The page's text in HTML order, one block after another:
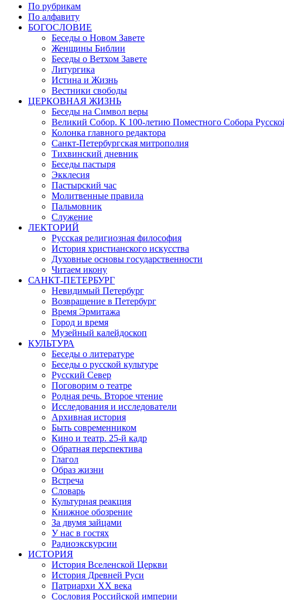
По рубрикам
По алфавиту
БОГОСЛОВИЕ
Беседы о Новом Завете
Женщины Библии
Беседы о Ветхом Завете
Литургика
Истина и Жизнь
Вестники свободы
ЦЕРКОВНАЯ ЖИЗНЬ
Беседы на Символ веры
Великий Собор. К 100-летию Поместного Собора
Колонка главного редактора
Санкт-Петербургская митрополия
Тихвинский дневник
Беседы пастыря
Экклесия
Пастырский час
Молитвенные правила
Пальмовник
Служение
ЛЕКТОРИЙ
Русская религиозная философия
История христианского искусства
Духовные основы государственности
Читаем икону
САНКТ-ПЕТЕРБУРГ
Невидимый Петербург
Возвращение в Петербург
Время Эрмитажа
Город и время
Музейный калейдоскоп
КУЛЬТУРА
Беседы о литературе
Беседы о русской культуре
Русский Север
Поговорим о театре
Родная речь. Второе чтение
Исследования и исследователи
Архивная история
Быть современником
Кино и театр. 25-й кадр
Обратная перспектива
Глагол
Образ жизни
Встреча
Словарь
Культурная реакция
Книжное обозрение
За двумя зайцами
У нас в гостях
Радиоэкскурсии
ИСТОРИЯ
История Вселенской Церкви
История Древней Руси
Патриархи XX века
Сословия Российской империи